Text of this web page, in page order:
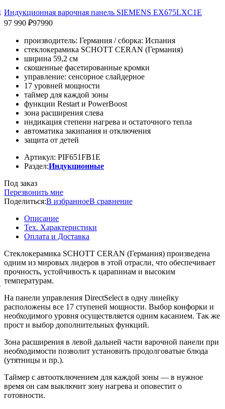
Индукционная варочная панель SIEMENS EX675LXC1E
97 990 ₽97990
производитель: Германия / сборка: Испания
стеклокерамика SCHOTT CERAN (Германия)
ширина 59,2 см
скошенные фасетированные кромки
управление: сенсорное слайдерное
17 уровней мощности
таймер для каждой зоны
функции Restart и PowerBoost
зона расширения слева
индикация степени нагрева и остаточного тепла
автоматика закипания и отключения
защита от детей
Артикул: PIF651FB1E
Раздел:Индукционные
Под заказ
Перезвонить мне
Поделиться:В избранноеВ сравнение
Описание
Тех. Характеристики
Оплата и Доставка
Стеклокерамика SCHOTT CERAN (Германия) произведена
одним из мировых лидеров в этой отрасли, что обеспечивает
прочность, устойчивость к царапинам и высоким
температурам.
На панели управления DirectSelect в одну линейку
расположены все 17 ступеней мощности. Выбор конфорки и
необходимого уровня осуществляется одним касанием. Так же
прост и выбор дополнительных функций.
Зона расширения в левой дальней части варочной панели при
необходимости позволит установить продолговатые блюда
(утятницы и пр.).
Таймер с автоотключением для каждой зоны — в нужное
время он сам выключит зону нагрева и оповестит о
готовности.